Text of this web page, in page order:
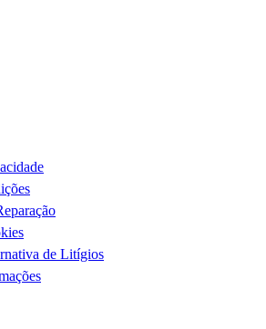
de Litígios